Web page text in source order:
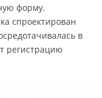
форму.
спроектирован
в
регистрацию